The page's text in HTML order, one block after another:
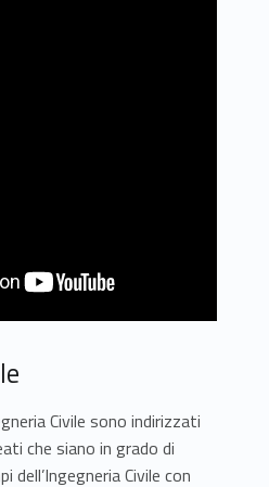
Civile sono indirizzati
che siano in grado di
dell’Ingegneria Civile con